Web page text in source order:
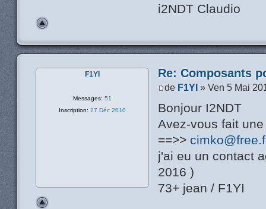
i2NDT Claudio
Re: Composants
de F1YI » Ven 5 Mai
Bonjour I2NDT
Avez-vous fait
==>>
j'ai eu un contact
2016 )
73+ jean / F1YI
F1YI
Messages: 51
Inscription: 27 Déc 2010